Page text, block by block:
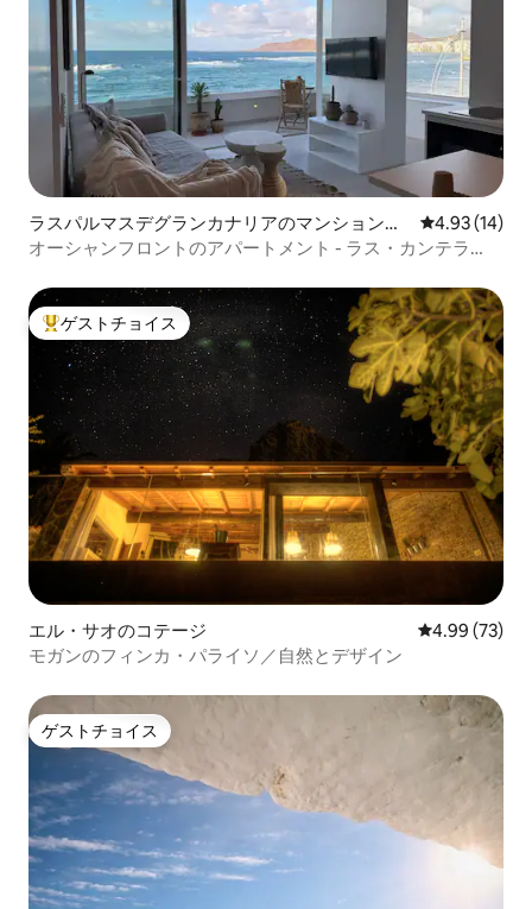
ラスパルマスデグランカナリアのマンション・
アパート
レビュー14
4.93 (14)
オーシャンフロントのアパートメント - ラス・カンテラ
大好評のゲストチョイスです。
ゲストチョイス
エル・サオのコテージ レビュー73
4.99 (73)
モガンのフィンカ・パライソ／自然とデザイン
ゲストチョイス
ゲストチョイス